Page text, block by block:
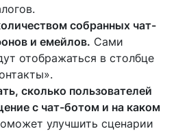
собранных чат-
и емейлов. Сами
отображаться в столбце
сколько пользователей
с чат-ботом и на каком
улучшить сценарии